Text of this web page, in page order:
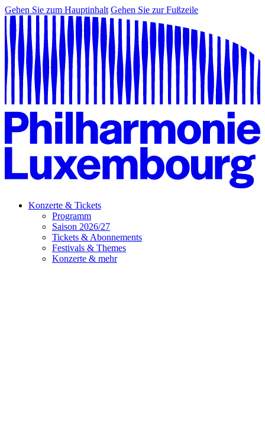
Gehen Sie zum Hauptinhalt Gehen Sie zur Fußzeile
Konzerte & Tickets
Programm
Saison 2026/27
Tickets & Abonnements
Festivals & Themes
Konzerte & mehr